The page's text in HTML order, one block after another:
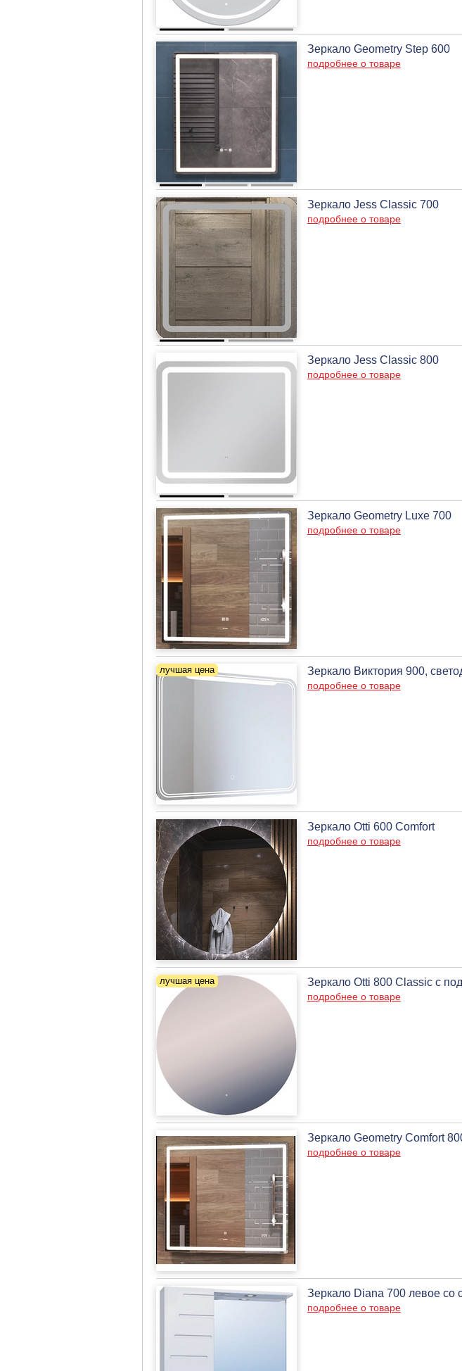
Зеркало Geometry Step 600
подробнее о товаре
Зеркало Jess Classic 700
подробнее о товаре
Зеркало Jess Classic 800
подробнее о товаре
Зеркало Geometry Luxe 700
подробнее о товаре
Зеркало Виктория 900,
подробнее о товаре
Зеркало Otti 600 Comfort
подробнее о товаре
Зеркало Otti 800 Classic с
подробнее о товаре
Зеркало Geometry Comfort
подробнее о товаре
Зеркало Diana 700 левое со
подробнее о товаре